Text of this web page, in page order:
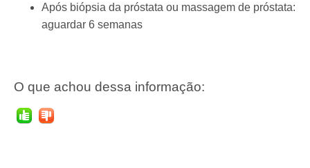
Após biópsia da próstata ou massagem de próstata:
aguardar 6 semanas
O que achou dessa informação: